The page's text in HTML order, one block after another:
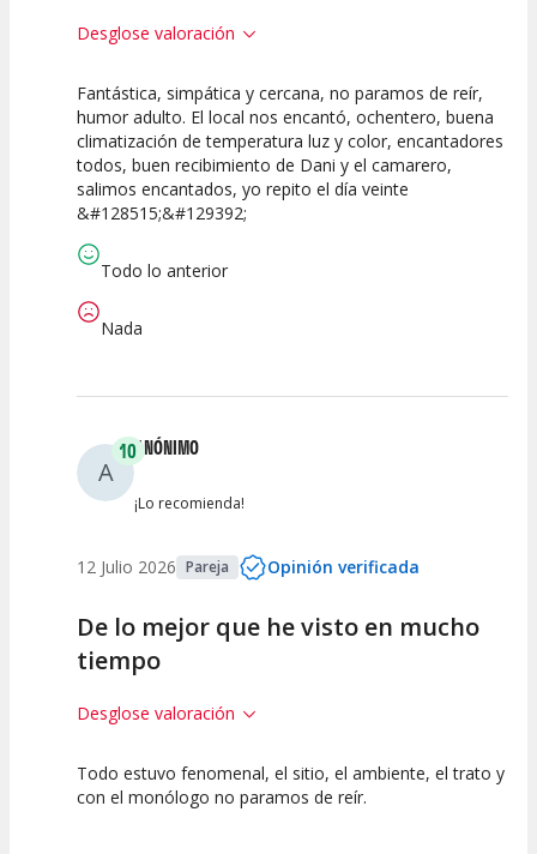
Desglose valoración
10
Calidad del
Espectáculo
10
Puesta en
Escena
10
Interpretación
artística
Fantástica, simpática y cercana, no paramos de reír,
humor adulto. El local nos encantó, ochentero, buena
climatización de temperatura luz y color, encantadores
todos, buen recibimiento de Dani y el camarero,
salimos encantados, yo repito el día veinte
&#128515;&#129392;
Todo lo anterior
Nada
A
10ANÓNIMO
¡Lo recomienda!
12 Julio 2026 Pareja Opinión verificada
De lo mejor que he visto en mucho
tiempo
Desglose valoración
10 10 10
Todo estuvo fenomenal, el sitio, el ambiente, el trato y
con el monólogo no paramos de reír.